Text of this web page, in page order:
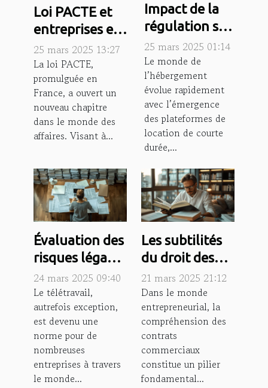
Loi PACTE et
entreprises en
France
compréhension
et opportunités
pour les
business
leaders
25 mars 2025 13:27
La loi PACTE,
promulguée en
France, a ouvert un
nouveau chapitre
dans le monde des
affaires. Visant à...
Impact de la
régulation sur
les
plateformes
de location
courte durée
25 mars 2025 01:14
Le monde de
l’hébergement
évolue rapidement
avec l’émergence
des plateformes de
location de courte
durée,...
Évaluation des
risques légaux
dans les
contrats de
télétravail
24 mars 2025 09:40
Le télétravail,
autrefois exception,
est devenu une
norme pour de
nombreuses
entreprises à travers
le monde...
Les subtilités
du droit des
contrats
commerciaux
pour
entrepreneurs
novices
21 mars 2025 21:12
Dans le monde
entrepreneurial, la
compréhension des
contrats
commerciaux
constitue un pilier
fondamental...